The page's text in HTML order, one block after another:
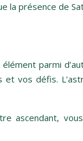
la présence de
parmi
vos défis.
ascendant,